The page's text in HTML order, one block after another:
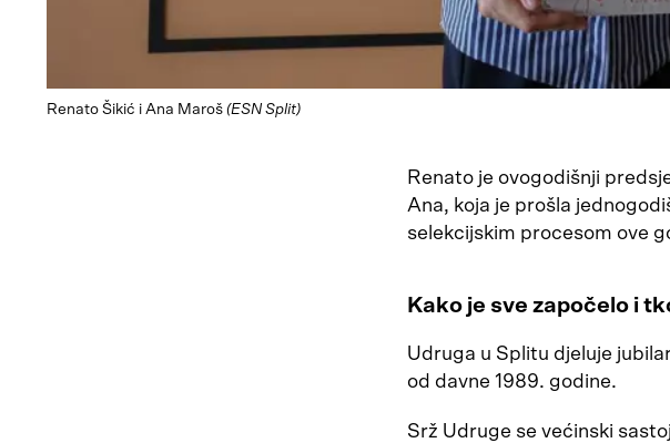
Renato Šikić i Ana Maroš (ESN Split)
Renato je ovogodišnji
Ana, koja je prošla
selekcijskim procesom ove
Kako je sve započelo i
Udruga u Splitu djeluje
od davne 1989. godine.
Srž Udruge se većinski